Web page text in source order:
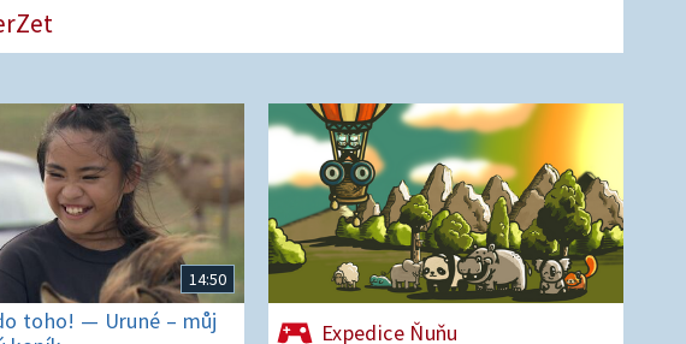
14:50
toho! — Uruné – můj
Expedice Ňuňu